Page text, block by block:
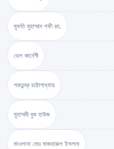
মুফতি মুহাম্মাদ শফী রহ.
ডেল কার্নেগী
শরৎচন্দ্র চট্টোপাধ্যায়
মুহাম্মদী বুক হাউজ
মাওলানা মোঃ মাজহারুল ইসলাম